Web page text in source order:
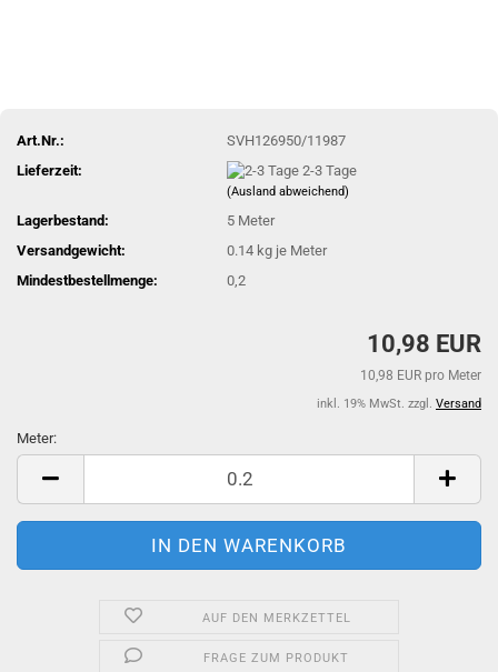
Art.Nr.:
SVH126950/11987
Lieferzeit:
2-3 Tage
(Ausland abweichend)
Lagerbestand: 5 Meter
Versandgewicht:
0.14 kg je Meter
Mindestbestellmenge:
0,2
10,98 EUR
10,98 EUR pro Meter
inkl. 19% MwSt. zzgl. Versand
Meter:
Meter
AUF DEN MERKZETTEL
FRAGE ZUM PRODUKT